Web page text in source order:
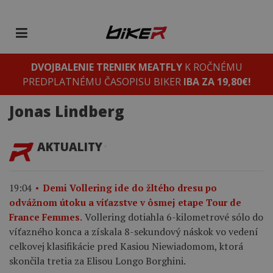
DVOJBALENIE TRENIEK MEATFLYK ROČNÉMU
PREDPLATNÉMU ČASOPISU BIKER IBA ZA 19,80€!
Jonas Lindberg
AKTUALITY
19:04
Demi Vollering ide do žltého dresu po
odvážnom útoku a víťazstve v ôsmej etape Tour de
France Femmes. Vollering dotiahla 6-kilometrové sólo do
víťazného konca a získala 8-sekundový náskok vo vedení
celkovej klasifikácie pred Kasiou Niewiadomom, ktorá
skončila tretia za Elisou Longo Borghini.